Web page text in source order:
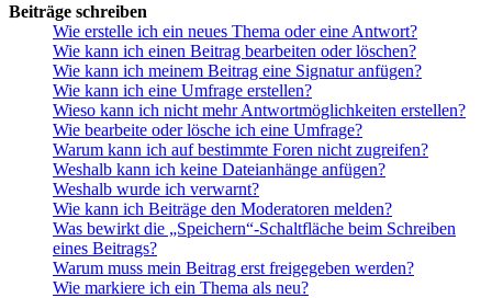
Beiträge schreiben
Wie erstelle ich ein neues Thema oder eine Antwort?
Wie kann ich einen Beitrag bearbeiten oder löschen?
Wie kann ich meinem Beitrag eine Signatur anfügen?
Wie kann ich eine Umfrage erstellen?
Wieso kann ich nicht mehr Antwortmöglichkeiten erstellen?
Wie bearbeite oder lösche ich eine Umfrage?
Warum kann ich auf bestimmte Foren nicht zugreifen?
Weshalb kann ich keine Dateianhänge anfügen?
Weshalb wurde ich verwarnt?
Wie kann ich Beiträge den Moderatoren melden?
Was bewirkt die „Speichern“-Schaltfläche beim Schreiben
eines Beitrags?
Warum muss mein Beitrag erst freigegeben werden?
Wie markiere ich ein Thema als neu?